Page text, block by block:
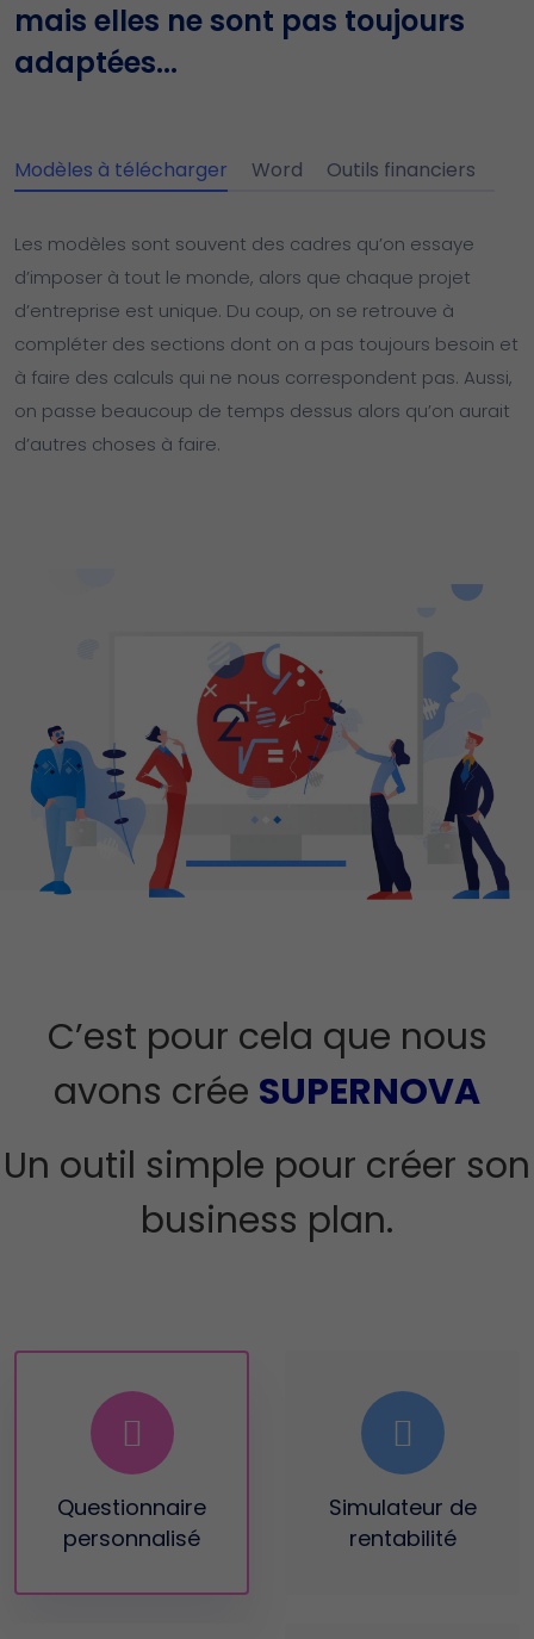
mais elles ne sont pas toujours
adaptées...
Modèles à télécharger Word Outils financiers
Les modèles sont souvent des cadres qu’on essaye
d’imposer à tout le monde, alors que chaque projet
d’entreprise est unique. Du coup, on se retrouve à
compléter des sections dont on a pas toujours besoin et
à faire des calculs qui ne nous correspondent pas. Aussi,
on passe beaucoup de temps dessus alors qu’on aurait
d’autres choses à faire.
C’est pour cela que nous
avons crée SUPERNOVA
Un outil simple pour créer son
business plan.
Questionnaire
personnalisé
Simulateur de
rentabilité